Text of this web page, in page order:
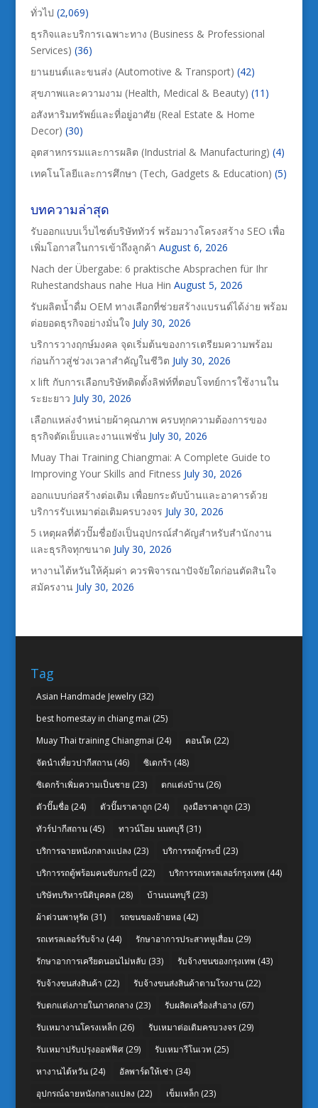
ทั่วไป (2,069)
ธุรกิจและบริการเฉพาะทาง (Business & Professional
Services) (36)
ยานยนต์และขนส่ง (Automotive & Transport) (42)
สุขภาพและความงาม (Health, Medical & Beauty) (11)
อสังหาริมทรัพย์และที่อยู่อาศัย (Real Estate & Home
Decor) (30)
อุตสาหกรรมและการผลิต (Industrial & Manufacturing) (4)
เทคโนโลยีและการศึกษา (Tech, Gadgets & Education) (5)
บทความล่าสุด
รับออกแบบเว็บไซต์บริษัททัวร์ พร้อมวางโครงสร้าง SEO เพื่อ
เพิ่มโอกาสในการเข้าถึงลูกค้า August 6, 2026
Nach der Übergabe: 6 praktische Absprachen für Ihr
Ruhestandshaus nahe Hua Hin August 5, 2026
รับผลิตน้ำดื่ม OEM ทางเลือกที่ช่วยสร้างแบรนด์ได้ง่าย พร้อม
ต่อยอดธุรกิจอย่างมั่นใจ July 30, 2026
บริการวางฤกษ์มงคล จุดเริ่มต้นของการเตรียมความพร้อม
ก่อนก้าวสู่ช่วงเวลาสำคัญในชีวิต July 30, 2026
x lift กับการเลือกบริษัทติดตั้งลิฟท์ที่ตอบโจทย์การใช้งานใน
ระยะยาว July 30, 2026
เลือกแหล่งจำหน่ายผ้าคุณภาพ ครบทุกความต้องการของ
ธุรกิจตัดเย็บและงานแฟชั่น July 30, 2026
Muay Thai Training Chiangmai: A Complete Guide to
Improving Your Skills and Fitness July 30, 2026
ออกแบบก่อสร้างต่อเติม เพื่อยกระดับบ้านและอาคารด้วย
บริการรับเหมาต่อเติมครบวงจร July 30, 2026
5 เหตุผลที่ตัวปั๊มชื่อยังเป็นอุปกรณ์สำคัญสำหรับสำนักงาน
และธุรกิจทุกขนาด July 30, 2026
หางานไต้หวันให้คุ้มค่า ควรพิจารณาปัจจัยใดก่อนตัดสินใจ
สมัครงาน July 30, 2026
Tag
Asian Handmade Jewelry(32)
best homestay in chiang mai (25)
Muay Thai training Chiangmai (24) คอนโด (22)
จัดนำเที่ยวปากีสถาน(46) ซิเดกร้า (48)
ซิเดกร้าเพิ่มความเป็นชาย (23) ตกแต่งบ้าน(26)
ตัวปั๊มชื่อ(24) ตัวปั๊มราคาถูก(24) ถุงมือราคาถูก(23)
ทัวร์ปากีสถาน(45) ทาวน์โฮม นนทบุรี(31)
บริการฉายหนังกลางแปลง (23) บริการรถตู้กระบี่ (23)
บริการรถตู้พร้อมคนขับกระบี่ (22) บริการรถเทรลเลอร์กรุงเทพ (44)
บริษัทบริหารนิติบุคคล(28) บ้านนนทบุรี(23)
ผ้าต่วนพาหุรัด (31) รถขนของย้ายหอ(42)
รถเทรลเลอร์รับจ้าง (44) รักษาอาการประสาทหูเสื่อม (29)
รักษาอาการเครียดนอนไม่หลับ (33) รับจ้างขนของกรุงเทพ (43)
รับจ้างขนส่งสินค้า (22) รับจ้างขนส่งสินค้าตามโรงงาน(22)
รับตกแต่งภายในภาคกลาง (23) รับผลิตเครื่องสำอาง (67)
รับเหมางานโครงเหล็ก(26) รับเหมาต่อเติมครบวงจร(29)
รับเหมาปรับปรุงออฟฟิศ(29) รับเหมารีโนเวท (25)
หางานไต้หวัน(24) อัลพาร์ดให้เช่า (34)
อุปกรณ์ฉายหนังกลางแปลง (22) เข็มเหล็ก(23)